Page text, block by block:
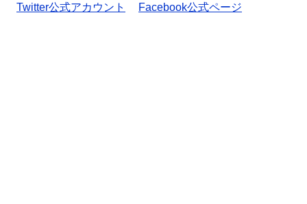
Twitter公式アカウント
Facebook公式ページ